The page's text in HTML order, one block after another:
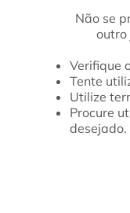
Verifique
Tente
Utilize
Procure
desejado.